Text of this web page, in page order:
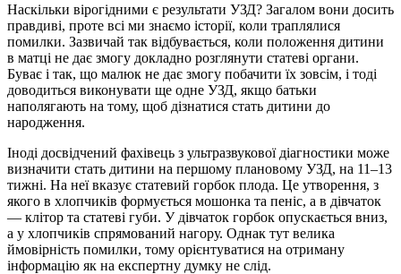
Наскільки вірогідними є результати УЗД? Загалом вони досить
правдиві, проте всі ми знаємо історії, коли траплялися
помилки. Зазвичай так відбувається, коли положення дитини
в матці не дає змогу докладно розглянути статеві органи.
Буває і так, що малюк не дає змогу побачити їх зовсім, і тоді
доводиться виконувати ще одне УЗД, якщо батьки
наполягають на тому, щоб дізнатися стать дитини до
народження.
Іноді досвідчений фахівець з ультразвукової діагностики може
визначити стать дитини на першому плановому УЗД, на 11–13
тижні. На неї вказує статевий горбок плода. Це утворення, з
якого в хлопчиків формується мошонка та пеніс, а в дівчаток
— клітор та статеві губи. У дівчаток горбок опускається вниз,
а у хлопчиків спрямований нагору. Однак тут велика
ймовірність помилки, тому орієнтуватися на отриману
інформацію як на експертну думку не слід.